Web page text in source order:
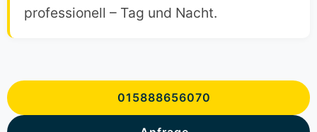
professionell – Tag und Nacht.
015888656070